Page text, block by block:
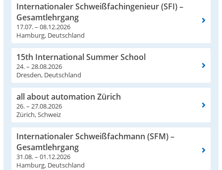
Internationaler Schweißfachingenieur (SFI) –
Gesamtlehrgang
17.07. – 08.12.2026
Hamburg, Deutschland
15th International Summer School
24. – 28.08.2026
Dresden, Deutschland
all about automation Zürich
26. – 27.08.2026
Zürich, Schweiz
Internationaler Schweißfachmann (SFM) –
Gesamtlehrgang
31.08. – 01.12.2026
Hamburg, Deutschland